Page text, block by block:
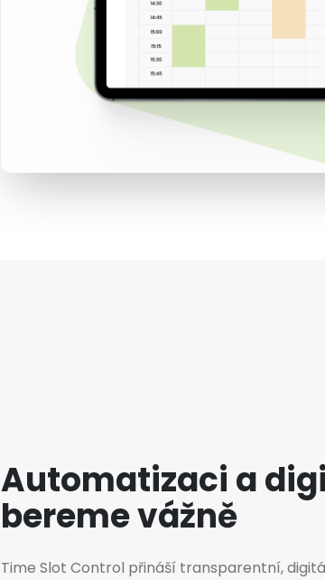
Automatizaci a
bereme vážně
Time Slot Control přináší transparentní,